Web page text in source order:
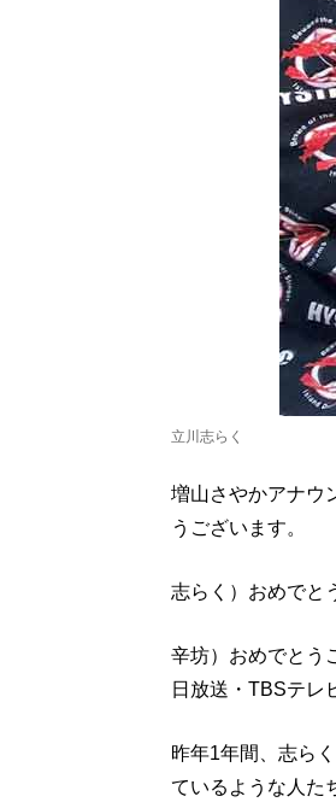
立川志らく
増山さやかアナウ
うございます。
志らく）おめでと
辛坊）おめでとう
日放送・TBSテレ
昨年1年間、志ら
ているような人た